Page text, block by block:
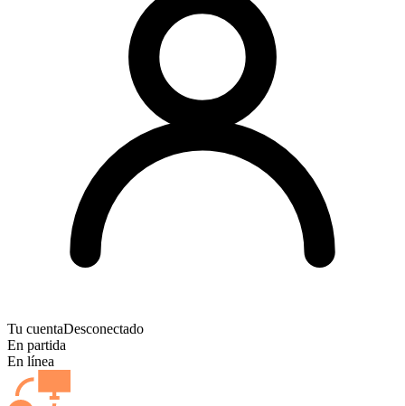
Tu cuentaDesconectado
En partida
En línea